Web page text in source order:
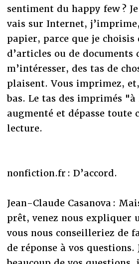
sentiment du happy few ?
vais sur Internet,
papier, parce que je choisis
d’articles ou de
m’intéresser, des tas de
plaisent. Vous imprimez,
bas. Le tas des imprimés
augmenté et dépasse toute
lecture.
nonfiction.fr : D’accord.
Jean-Claude Casanova :
prêt, venez nous expliquer
vous nous conseilleriez de
de réponse à vos questions.